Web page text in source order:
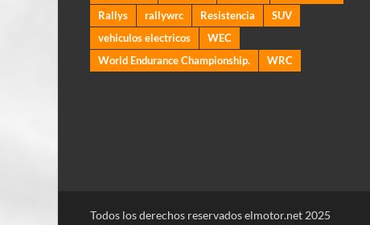
Rallys
rallywrc Resistencia
SUV
vehiculos electricos
WEC
World Endurance Championship.
WRC
Todos los derechos reservados elmotor.net 2025